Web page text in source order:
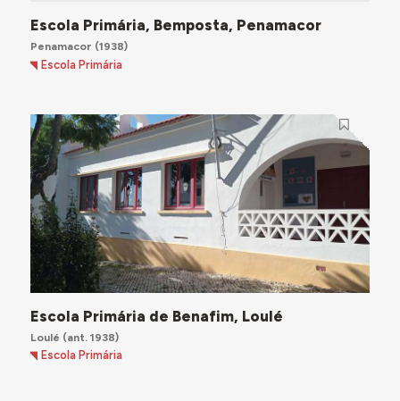
Escola Primária, Bemposta, Penamacor
Penamacor (1938)
Escola Primária
Escola Primária de Benafim, Loulé
Loulé (ant. 1938)
Escola Primária